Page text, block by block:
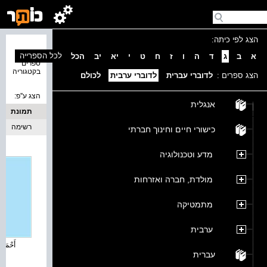
הצג לפי כיתה:
א
ב ג ד ה ו ז ח ט י יא יב הכל
הצג ספרים : לדוברי עברית לדוברי ערבית לכולם
אנגלית
כישורי חיים וחינוך חברתי
מדע וטכנולוגיה
מולדת, חברה ואזרחות
מתמטיקה
ערבית
עברית
ספרים
בקטגוריה
לכל הספרייה
הצג ע''פ:
תמונת
כריכה
רשימה